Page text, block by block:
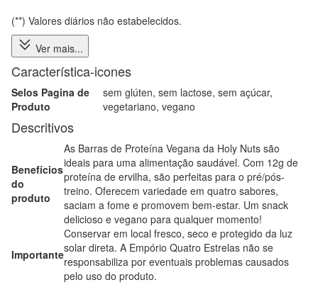
(**) Valores diários não estabelecidos.
Ver mais...
Característica-icones
Selos Pagina de
Produto
sem glúten, sem lactose, sem açúcar,
vegetariano, vegano
Descritivos
Benefícios
do
produto
As Barras de Proteína Vegana da Holy Nuts são
ideais para uma alimentação saudável. Com 12g de
proteína de ervilha, são perfeitas para o pré/pós-
treino. Oferecem variedade em quatro sabores,
saciam a fome e promovem bem-estar. Um snack
delicioso e vegano para qualquer momento!
Importante
Conservar em local fresco, seco e protegido da luz
solar direta. A Empório Quatro Estrelas não se
responsabiliza por eventuais problemas causados
pelo uso do produto.